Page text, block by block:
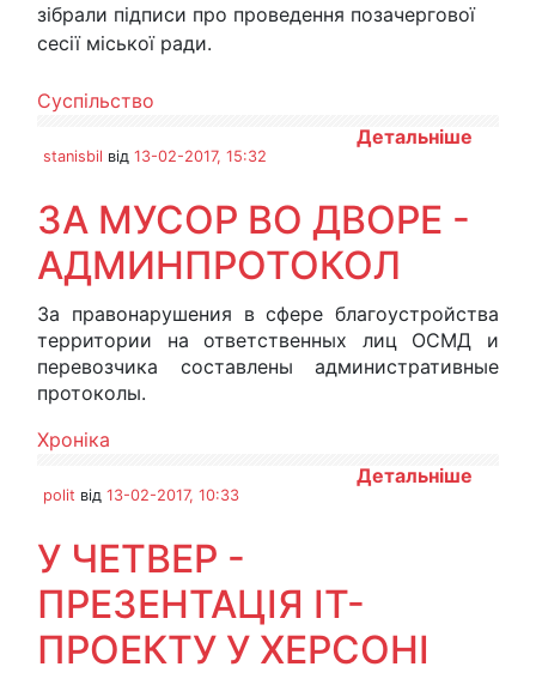
зібрали підписи про проведення позачергової
сесії міської ради.
Суспільство
Детальніше
stanisbil від 13-02-2017, 15:32
ЗА МУСОР ВО ДВОРЕ -
АДМИНПРОТОКОЛ
За правонарушения в сфере благоустройства
территории на ответственных лиц ОСМД и
перевозчика составлены административные
протоколы.
Хроніка
Детальніше
polit від 13-02-2017, 10:33
У ЧЕТВЕР -
ПРЕЗЕНТАЦІЯ IT-
ПРОЕКТУ У ХЕРСОНІ